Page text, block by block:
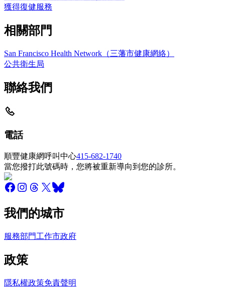
獲得復健服務
相關部門
San Francisco Health Network（三藩市健康網絡）
公共衛生局
聯絡我們
電話
順豐健康網呼叫中心415-682-1740
當您撥打此號碼時，您將被重新導向到您的診所。
我們的城市
服務部門工作市政府
政策
隱私權政策免責聲明